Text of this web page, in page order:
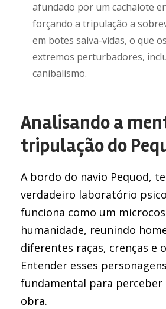
afundado por um cachalote
forçando a tripulação a
em botes salva-vidas, o que
extremos perturbadores,
canibalismo.
Analisando a
tripulação do
A bordo do navio Pequod,
verdadeiro laboratório
funciona como um
humanidade, reunindo
diferentes raças, crenças e
Entender esses
fundamental para perceber
obra.